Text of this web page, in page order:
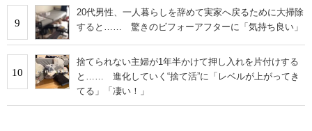
9
20代男性、一人暮らしを辞めて実家へ戻るために大掃除
すると…… 驚きのビフォーアフターに「気持ち良い」
10
捨てられない主婦が1年半かけて押し入れを片付けする
と…… 進化していく“捨て活”に「レベルが上がってき
てる」「凄い！」